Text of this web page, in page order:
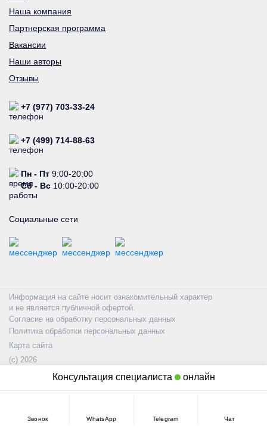
Наша компания
Партнерская программа
Вакансии
Наши авторы
Отзывы
+7 (977) 703-33-24
+7 (499) 714-88-63
Пн - Пт 9:00-20:00
Сб - Вс 10:00-20:00
Социальные сети
Информация на сайте носит ознакомительный характер
и не является публичной офертой.
Согласие на обработку персональных данных
Политика обработки персональных данных
Карта сайта
(с) 2026
Консультация специалиста онлайн
Звонок WhatsApp Telegram Чат